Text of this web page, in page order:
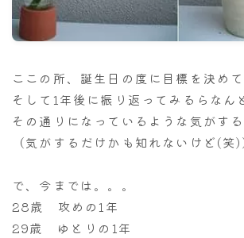
ここの所、誕生日の度に目標を決めて
そして1年後に振り返ってみるらなん
その通りになっているような気がする
（気がするだけかも知れないけど(笑)
で、今までは。。。
28歳 攻めの1年
29歳 ゆとりの1年